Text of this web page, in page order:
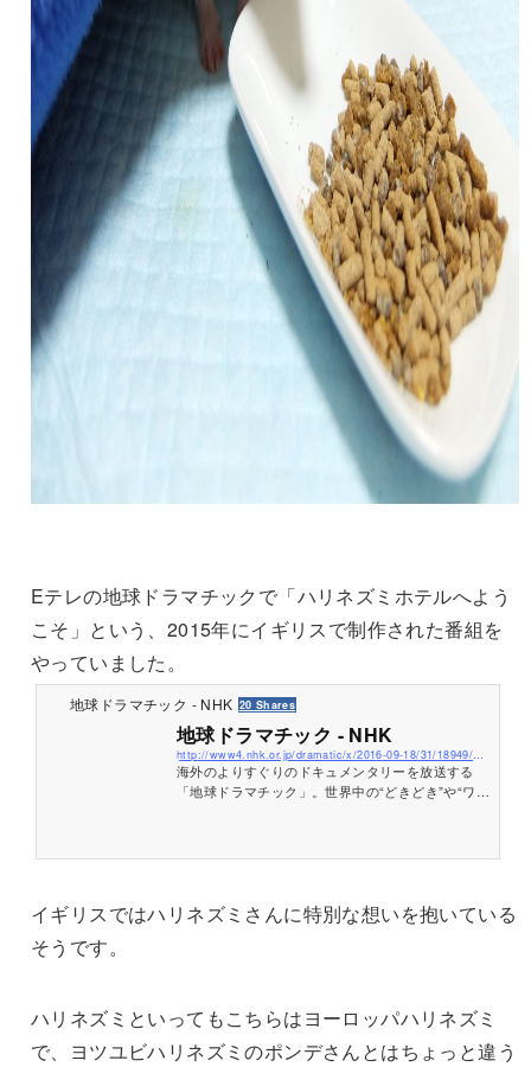
Eテレの地球ドラマチックで「ハリネズミホテルへよう
こそ」という、2015年にイギリスで制作された番組を
やっていました。
地球ドラマチック - NHK 20 Shares
地球ドラマチック - NHK
http://www4.nhk.or.jp/dramatic/x/2016-09-18/31/18949/2340450/
海外のよりすぐりのドキュメンタリーを放送する
「地球ドラマチック」。世界中の“どきどき”や“ワク
イギリスではハリネズミさんに特別な想いを抱いている
そうです。
ハリネズミといってもこちらはヨーロッパハリネズミ
で、ヨツユビハリネズミのポンデさんとはちょっと違う